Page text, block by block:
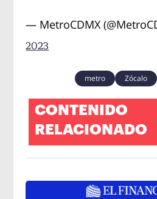
— MetroCDMX
2023
metro Zócalo
CONTENIDO
RELACIONADO